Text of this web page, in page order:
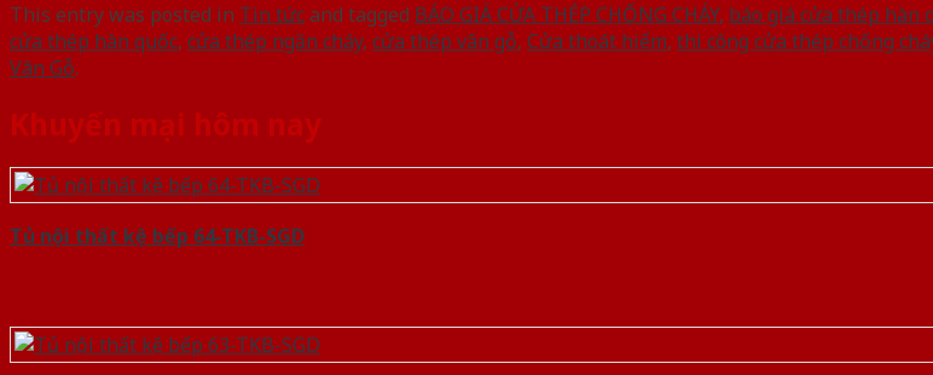
This entry was posted in Tin tứcand tagged BÁO GIÁ CỬA THÉP CHỐNG CHÁY, báo giá cửa thép hàn
cửa thép hàn quốc, cửa thép ngăn cháy, cửa thép vân gỗ, Cửa thoát hiểm, thi công cửa thép chống
Vân Gỗ.
Khuyến mại hôm nay
Tủ nội thất kệ bếp 64-TKB-SGD